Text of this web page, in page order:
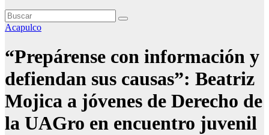
Acapulco
“Prepárense con información y
defiendan sus causas”: Beatriz
Mojica a jóvenes de Derecho de
la UAGro en encuentro juvenil